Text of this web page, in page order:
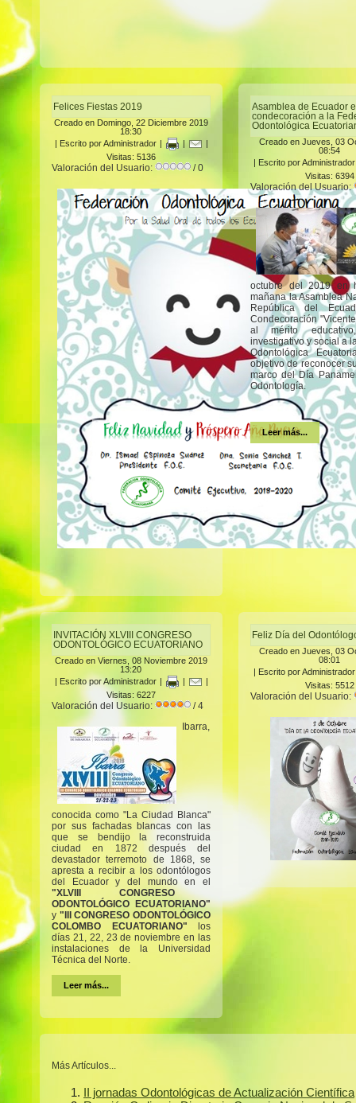
Felices Fiestas 2019
Creado en Domingo, 22 Diciembre 2019
18:30
| Escrito por Administrador | |
|
Visitas: 5136
Valoración del Usuario: / 0
Asamblea de Ecuador
condecoración a la
Odontológica
Creado en Jueves, 03
08:54
| Escrito por Administrador
Visitas: 6394
Valoración del Usuario:
octubre del 2019 en
mañana la Asamblea
República del
Condecoración
al mérito
investigativo y social a
Odontológica
objetivo de reconocer
marco del Día
Odontología.
Leer más...
INVITACIÓN XLVIII CONGRESO
ODONTOLÓGICO ECUATORIANO
Creado en Viernes, 08 Noviembre 2019
13:20
| Escrito por Administrador | |
|
Visitas: 6227
Valoración del Usuario:
/ 4
Ibarra,
conocida como "La Ciudad Blanca"
por sus fachadas blancas con las
que se bendijo la reconstruida
ciudad en 1872 después del
devastador terremoto de 1868, se
apresta a recibir a los odontólogos
del Ecuador y del mundo en el
"XLVIII CONGRESO
ODONTOLÓGICO ECUATORIANO"
y "III CONGRESO ODONTOLÓGICO
COLOMBO ECUATORIANO" los
días 21, 22, 23 de noviembre en las
instalaciones de la Universidad
Técnica del Norte.
Leer más...
Feliz Día del
Creado en Jueves, 03
08:01
| Escrito por Administrador
Visitas: 5512
Valoración del Usuario:
Más Artículos...
II jornadas Odontológicas de Actualización Científica